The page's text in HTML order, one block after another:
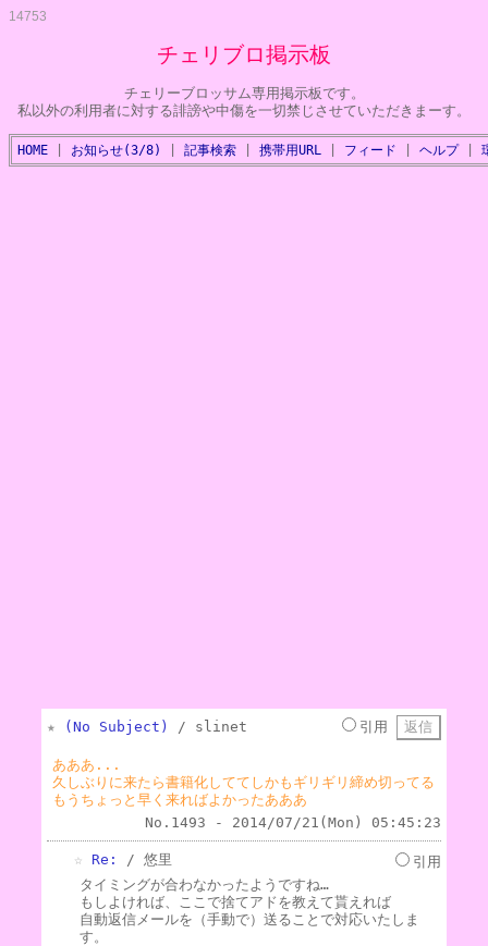
14753
チェリブロ掲示板
チェリーブロッサム専用掲示板です。
私以外の利用者に対する誹謗や中傷を一切禁じさせていただきまーす。
HOME お知らせ(3/8) 記事検索 携帯用URL フィード ヘルプ|
★ (No Subject) / slinet 引用
あああ...
久しぶりに来たら書籍化しててしかもギリギリ締め切ってる
もうちょっと早く来ればよかったあああ
No.1493 - 2014/07/21(Mon) 05:45:23
☆ Re: / 悠里
引用
タイミングが合わなかったようですね…
もしよければ、ここで捨てアドを教えて貰えれば
自動返信メールを（手動で）送ることで対応いたしま
す。